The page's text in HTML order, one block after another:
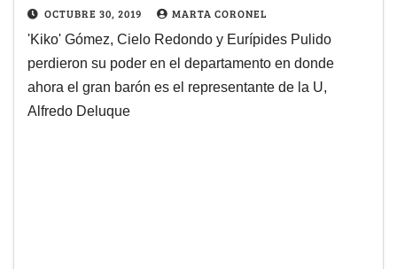
OCTUBRE 30, 2019 MARTA CORONEL
'Kiko' Gómez, Cielo Redondo y Eurípides Pulido
perdieron su poder en el departamento en donde
ahora el gran barón es el representante de la U,
Alfredo Deluque